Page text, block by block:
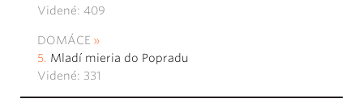
Videné: 409
DOMÁCE
Mladí mieria do Popradu
Videné: 331